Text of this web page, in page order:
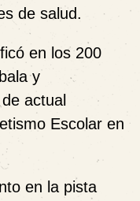
de salud.
en los 200
y
actual
Escolar en
en la pista